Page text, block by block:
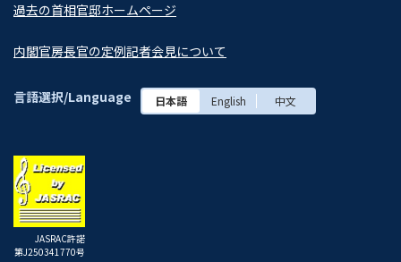
過去の首相官邸ホームページ
内閣官房長官の定例記者会見について
言語選択/Language 日本語 English 中文
JASRAC許諾
第J250341770号